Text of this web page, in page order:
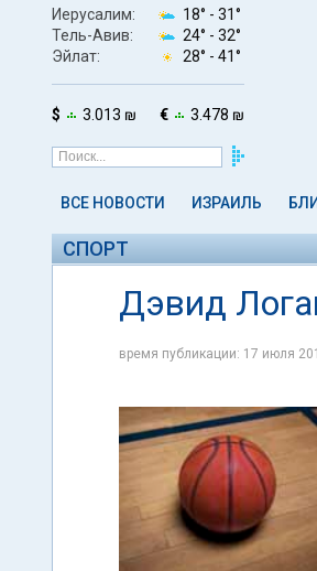
Иерусалим: 18° - 31°
Тель-Авив:
24° - 32°
Эйлат:
28° - 41°
$ 3.013 ₪ € 3.478 ₪
ВСЕ НОВОСТИ ИЗРАИЛЬ
СПОРТ
Дэвид
время публикации: 17 июля